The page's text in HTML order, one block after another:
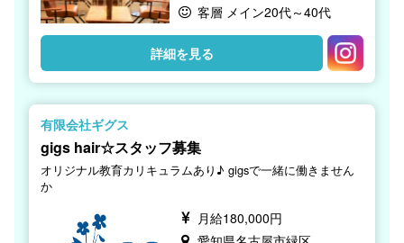
客層 メイン20代～40代
詳細を見る
有限会社ギグス
gigs hair☆スタッフ募集
オリジナル教育カリキュラムあり♪ gigsで一緒に働きません
か
月給180,000円